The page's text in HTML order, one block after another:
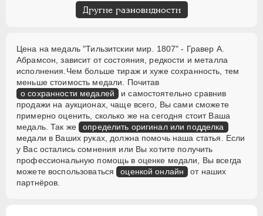
Другие разновидности
Цена на медаль "Тильзитскии мир. 1807" - Гравер А.
Абрамсон, зависит от состояния, редкости и металла
исполнения.Чем больше тираж и хуже сохранность, тем
меньше стоимость медали. Почитав
о сохранности медалей и самостоятельно сравнив
продажи на аукционах, чаще всего, Вы сами сможете
примерно оценить, сколько же на сегодня стоит Ваша
медаль. Так же определить оригинал или подделка
медали в Ваших руках, должна помочь наша статья. Если
у Вас остались сомнения или Вы хотите получить
профессиональную помощь в оценке медали, Вы всегда
можете воспользоваться оценкой онлайн
от наших
партнёров.